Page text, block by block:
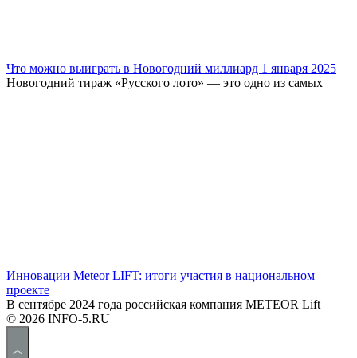
Что можно выиграть в Новогодний миллиард 1 января 2025
Новогодний тираж «Русского лото» — это одно из самых
Инновации Meteor LIFT: итоги участия в национальном
проекте
В сентябре 2024 года российская компания METEOR Lift
© 2026 INFO-5.RU